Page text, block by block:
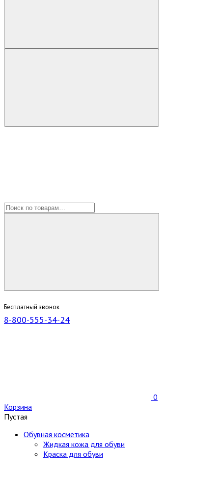
Бесплатный звонок
8-800-555-34-24
0
Корзина
Пустая
Обувная косметика
Жидкая кожа для обуви
Краска для обуви